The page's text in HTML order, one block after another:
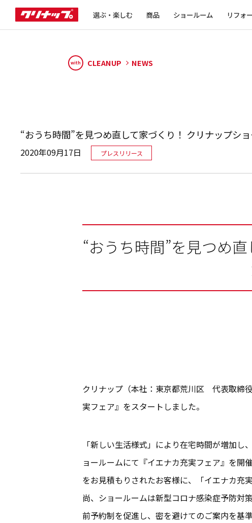
選ぶ・楽しむ 商品 ショールーム リフォ
with CLEANUP NEWS
“おうち時間”を見つめ直して家づくり！ クリナップシ
2020年09月17日 プレスリリース
“おうち時間”を見つめ
クリナップ（本社：東京都荒川区 代表取締
実フェア』をスタートしました。
「新しい生活様式」により在宅時間が増加
ョールームにて『イエナカ充実フェア』を開
をお見積もりされたお客様に、「イエナカ充
尚、ショールームは新型コロナ感染症予防対
前予約制を促進し、密を避けてのご案内を基